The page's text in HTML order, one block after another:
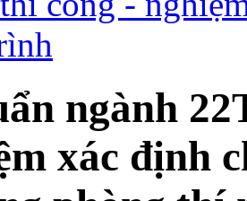
ngành
xác định